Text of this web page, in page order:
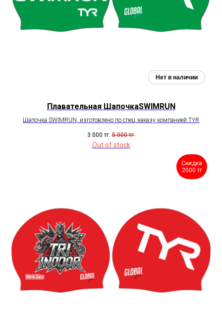
Плавательная ШапочкаSWIMRUN
Шапочка SWIMRUN, изготовлено по спец заказу компанией TYR
3 000 тг. 5 000 тг.
Out of stock
Скидка
2000 тг